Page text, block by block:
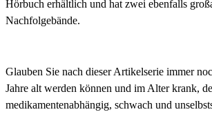
Hörbuch erhältlich und hat zwei ebenfalls
Nachfolgebände.
Glauben Sie nach dieser Artikelserie immer
Jahre alt werden können und im Alter krank,
medikamentenabhängig, schwach und